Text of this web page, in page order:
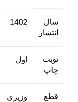
سال
انتشار
1402
نوبت
چاپ
اول
قطع
وزیری